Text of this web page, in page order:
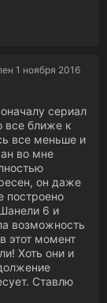
1 ноября 2016
сериал
все ближе к
все меньше и
во мне
он даже
построено
6 и
возможность
этот момент
Хоть они и
Ставлю